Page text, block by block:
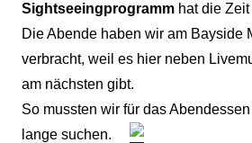
Sightseeingprogramm hat die
Die Abende haben wir am Bayside
verbracht, weil es hier neben
am nächsten gibt.
So mussten wir für das
lange suchen.